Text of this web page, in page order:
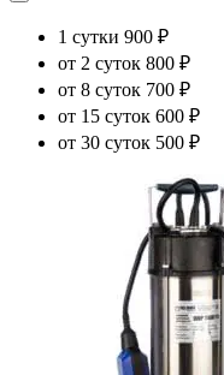
1 сутки 900 ₽
от 2 суток 800 ₽
от 8 суток 700 ₽
от 15 суток 600 ₽
от 30 суток 500 ₽